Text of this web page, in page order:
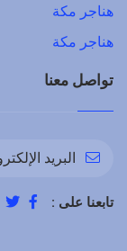
هناجر مكة
هناجر مكة
تواصل معنا
البريد
تابعنا على :